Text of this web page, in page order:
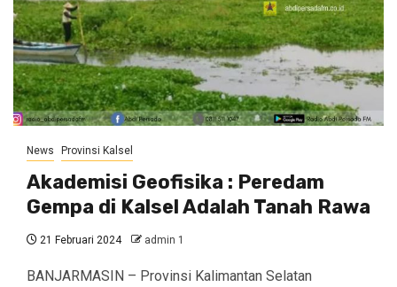
News Provinsi Kalsel
Akademisi Geofisika : Peredam
Gempa di Kalsel Adalah Tanah Rawa
21 Februari 2024 admin 1
BANJARMASIN – Provinsi Kalimantan Selatan